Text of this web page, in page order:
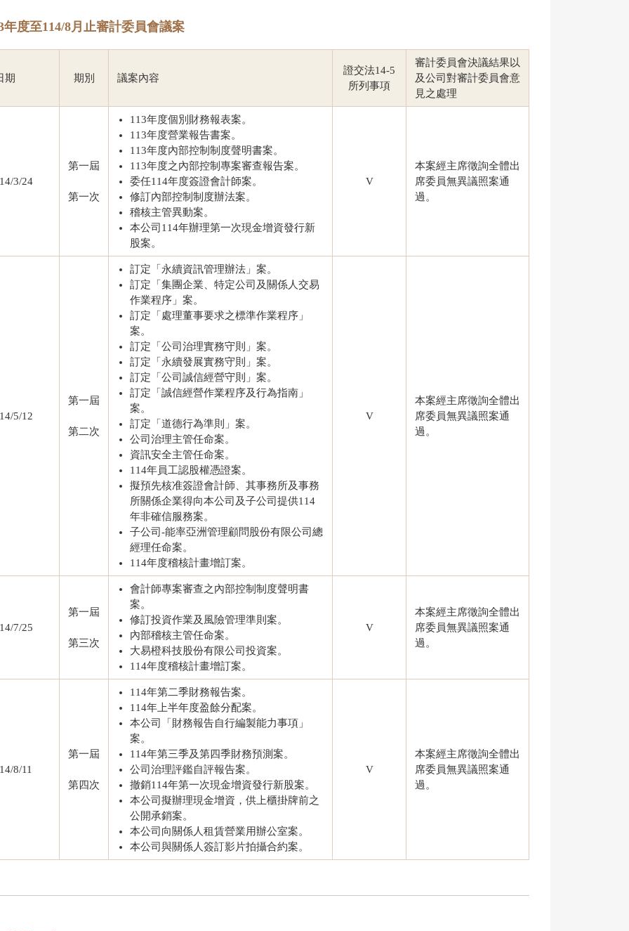
年度至114/8月止審計委員會議案
期 期別 議案內容
證交法14-5
所列事項
審計委員會決議結果以
及公司對審計委員會意
見之處理
3/24
第一屆
第一次
113年度個別財務報表案。
113年度營業報告書案。
113年度內部控制制度聲明書案。
113年度之內部控制專案審查報告案。
委任114年度簽證會計師案。
修訂內部控制制度辦法案。
稽核主管異動案。
本公司114年辦理第一次現金增資發行新
股案。
V
本案經主席徵詢全體出
席委員無異議照案通
過。
5/12
第一屆
第二次
訂定「永續資訊管理辦法」案。
訂定「集團企業、特定公司及關係人交易
作業程序」案。
訂定「處理董事要求之標準作業程序」
案。
訂定「公司治理實務守則」案。
訂定「永續發展實務守則」案。
訂定「公司誠信經營守則」案。
訂定「誠信經營作業程序及行為指南」
案。
訂定「道德行為準則」案。
公司治理主管任命案。
資訊安全主管任命案。
114年員工認股權憑證案。
擬預先核准簽證會計師、其事務所及事務
所關係企業得向本公司及子公司提供114
年非確信服務案。
子公司-能率亞洲管理顧問股份有限公司總
經理任命案。
114年度稽核計畫增訂案。
V
本案經主席徵詢全體出
席委員無異議照案通
過。
7/25
第一屆
第三次
會計師專案審查之內部控制制度聲明書
案。
修訂投資作業及風險管理準則案。
內部稽核主管任命案。
大易橙科技股份有限公司投資案。
114年度稽核計畫增訂案。
V
本案經主席徵詢全體出
席委員無異議照案通
過。
8/11
第一屆
第四次
114年第二季財務報告案。
114年上半年度盈餘分配案。
本公司「財務報告自行編製能力事項」
案。
114年第三季及第四季財務預測案。
公司治理評鑑自評報告案。
撤銷114年第一次現金增資發行新股案。
本公司擬辦理現金增資，供上櫃掛牌前之
公開承銷案。
本公司向關係人租賃營業用辦公室案。
本公司與關係人簽訂影片拍攝合約案。
V
本案經主席徵詢全體出
席委員無異議照案通
過。